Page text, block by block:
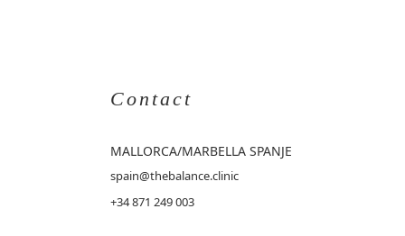
Contact
MALLORCA/MARBELLA SPANJE
spain@thebalance.clinic
+34 871 249 003